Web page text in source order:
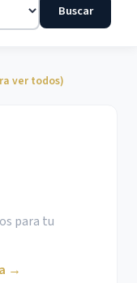
Buscar
ver todos)
para tu
→